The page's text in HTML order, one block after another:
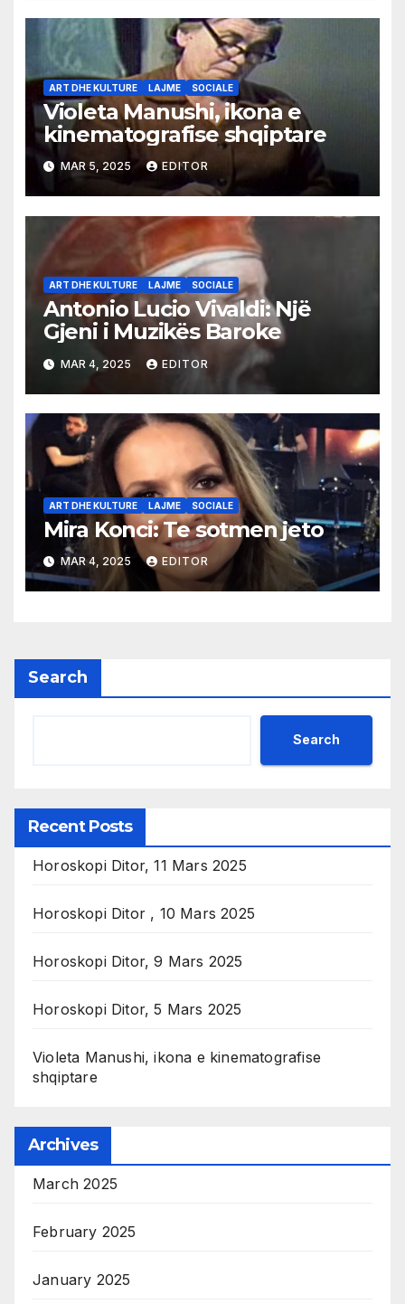
ART DHE KULTURE LAJME SOCIALE
Violeta Manushi, ikona e
kinematografise shqiptare
MAR 5, 2025 EDITOR
ART DHE KULTURE LAJME SOCIALE
Antonio Lucio Vivaldi: Një
Gjeni i Muzikës Baroke
MAR 4, 2025 EDITOR
ART DHE KULTURE LAJME SOCIALE
Mira Konci: Te sotmen jeto
MAR 4, 2025 EDITOR
Search
Search
Recent Posts
Horoskopi Ditor, 11 Mars 2025
Horoskopi Ditor , 10 Mars 2025
Horoskopi Ditor, 9 Mars 2025
Horoskopi Ditor, 5 Mars 2025
Violeta Manushi, ikona e kinematografise
shqiptare
Archives
March 2025
February 2025
January 2025